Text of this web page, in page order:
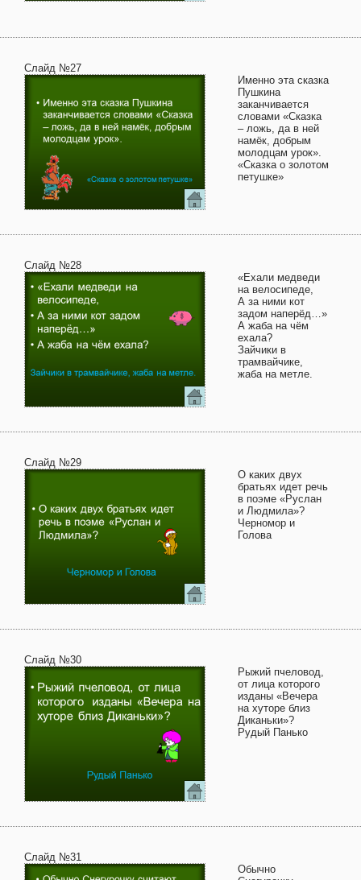
Слайд №27
Именно эта сказка
Пушкина
заканчивается
словами «Сказка
– ложь, да в ней
намёк, добрым
молодцам урок».
«Сказка о золотом
петушке»
Слайд №28
«Ехали медведи
на велосипеде,
А за ними кот
задом наперёд…»
А жаба на чём
ехала?
Зайчики в
трамвайчике,
жаба на метле.
Слайд №29
О каких двух
братьях идет речь
в поэме «Руслан
и Людмила»?
Черномор и
Голова
Слайд №30
Рыжий пчеловод,
от лица которого
изданы «Вечера
на хуторе близ
Диканьки»?
Рудый Панько
Слайд №31
Обычно